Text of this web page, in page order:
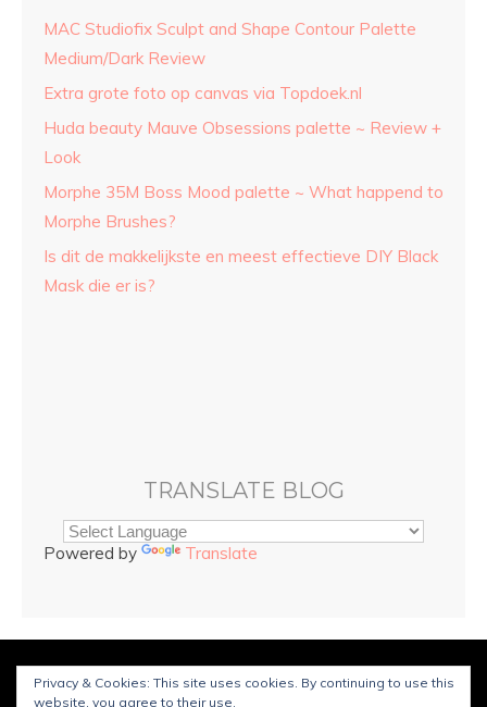
MAC Studiofix Sculpt and Shape Contour Palette
Medium/Dark Review
Extra grote foto op canvas via Topdoek.nl
Huda beauty Mauve Obsessions palette ~ Review +
Look
Morphe 35M Boss Mood palette ~ What happend to
Morphe Brushes?
Is dit de makkelijkste en meest effectieve DIY Black
Mask die er is?
TRANSLATE BLOG
Powered by Translate
© CopyrightSarah and Beauty2025. Mogelijk gemaakt door
WordPress.Ontworpen door Bluchic
Privacy & Cookies: This site uses cookies. By continuing to use this
website, you agree to their use.